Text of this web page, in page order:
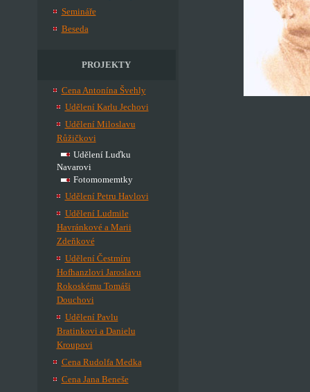
Semináře
Beseda
PROJEKTY
Cena Antonína Švehly
Udělení Karlu Jechovi
Udělení Miloslavu
Růžičkovi
Udělení Luďku
Navarovi
Fotomomemtky
Udělení Petru Havlovi
Udělení Ludmile
Havránkové a Marii
Zdeňkové
Udělení Čestmíru
Hofhanzlovi Jaroslavu
Rokoskému Tomáši
Douchovi
Udělení Pavlu
Bratinkovi a Danielu
Kroupovi
Cena Rudolfa Medka
Cena Jana Beneše